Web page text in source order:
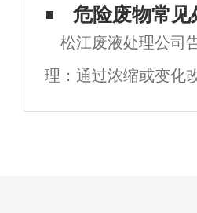
再生
要环节。上海危废处
范流程与专业能力，
危险废物常见
松江废液处理公司
理：通过浓缩或变化
储存、使用或处理，